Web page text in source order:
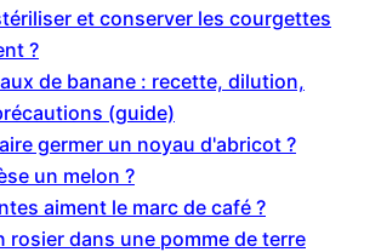
et conserver les courgettes
?
de banane : recette, dilution,
(guide)
germer un noyau d'abricot ?
un melon ?
aiment le marc de café ?
rosier dans une pomme de terre